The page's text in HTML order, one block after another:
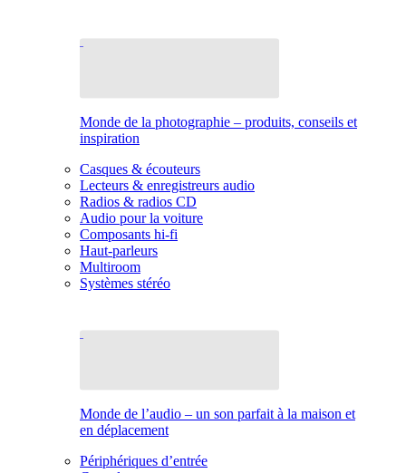
Monde de la photographie – produits, conseils et
inspiration
Casques & écouteurs
Lecteurs & enregistreurs audio
Radios & radios CD
Audio pour la voiture
Composants hi-fi
Haut-parleurs
Multiroom
Systèmes stéréo
Monde de l’audio – un son parfait à la maison et
en déplacement
Périphériques d’entrée